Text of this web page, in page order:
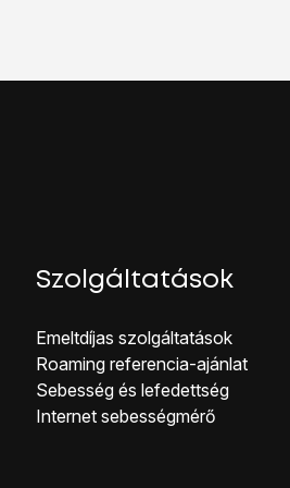
Szolgáltatások
Emeltdíjas szolgáltatások
Roaming referencia-ajánlat
Sebesség és lefedettség
Internet sebességmérő